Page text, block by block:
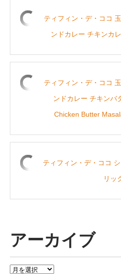
ティフィン・デ・ココ
ンドカレー チキンカ
ティフィン・デ・ココ
ンドカレー チキンバ
Chicken Butter
ティフィン・デ・ココ
リッ
アーカイブ
ア